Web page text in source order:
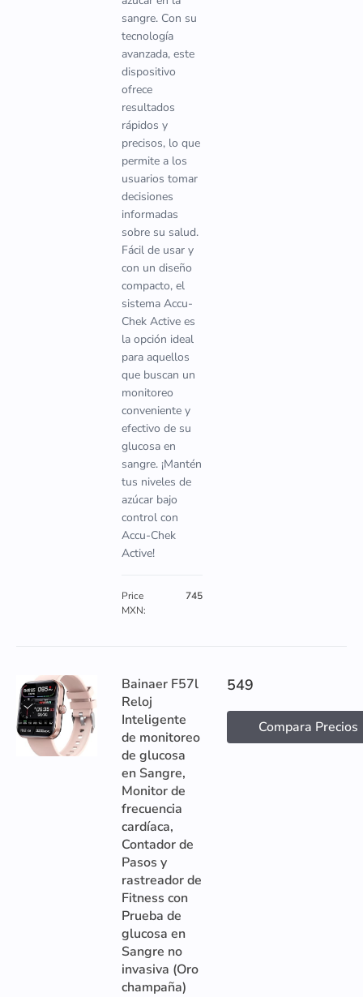
sangre. Con su
tecnología
avanzada, este
dispositivo
ofrece
resultados
rápidos y
precisos, lo que
permite a los
usuarios tomar
decisiones
informadas
sobre su salud.
Fácil de usar y
con un diseño
compacto, el
sistema Accu-
Chek Active es
la opción ideal
para aquellos
que buscan un
monitoreo
conveniente y
efectivo de su
glucosa en
sangre. ¡Mantén
tus niveles de
azúcar bajo
control con
Accu-Chek
Active!
Price
MXN:
745
Bainaer F57l
Reloj
Inteligente
de monitoreo
de glucosa
en Sangre,
Monitor de
frecuencia
cardíaca,
Contador de
Pasos y
rastreador de
Fitness con
Prueba de
glucosa en
Sangre no
invasiva (Oro
champaña)
549
Compara Precios